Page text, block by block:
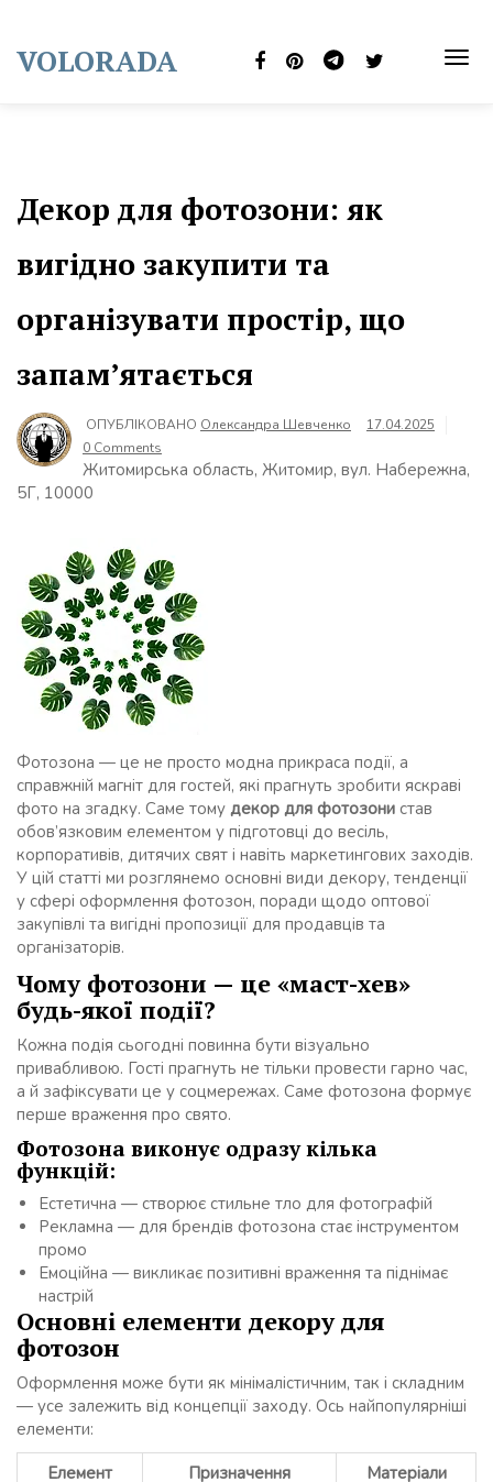
content
VOLORADA
Декор для фотозони: як
вигідно закупити та
організувати простір, що
запам’ятається
ОПУБЛІКОВАНО Олександра Шевченко
17.04.2025
0 Comments
Житомирська область, Житомир, вул. Набережна,
5Г, 10000
Фотозона — це не просто модна прикраса події, а
справжній магніт для гостей, які прагнуть зробити яскраві
фото на згадку. Саме тому декор для фотозони став
обов’язковим елементом у підготовці до весіль,
корпоративів, дитячих свят і навіть маркетингових заходів.
У цій статті ми розглянемо основні види декору, тенденції
у сфері оформлення фотозон, поради щодо оптової
закупівлі та вигідні пропозиції для продавців та
організаторів.
Чому фотозони — це «маст-хев»
будь-якої події?
Кожна подія сьогодні повинна бути візуально
привабливою. Гості прагнуть не тільки провести гарно час,
а й зафіксувати це у соцмережах. Саме фотозона формує
перше враження про свято.
Фотозона виконує одразу кілька
функцій:
Естетична — створює стильне тло для фотографій
Рекламна — для брендів фотозона стає інструментом
промо
Емоційна — викликає позитивні враження та піднімає
настрій
Основні елементи декору для
фотозон
Оформлення може бути як мінімалістичним, так і складним
— усе залежить від концепції заходу. Ось найпопулярніші
елементи:
Елемент
Призначення
Матеріали